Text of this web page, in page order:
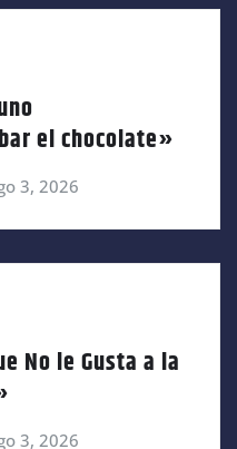
el chocolate»
3, 2026
No le Gusta a la
3, 2026